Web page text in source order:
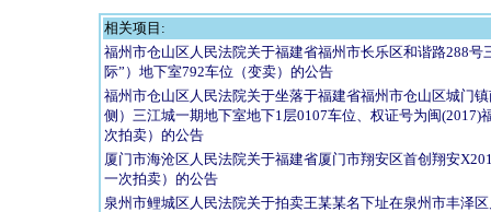
相关项目:
福州市仓山区人民法院关于福建省福州市长乐区和谐路288号
际”）地下室792车位（变卖）的公告
福州市仓山区人民法院关于坐落于福建省福州市仓山区城门
侧）三江城一期地下室地下1层0107车位、权证号为闽(2017)
次拍卖）的公告
厦门市海沧区人民法院关于福建省厦门市翔安区首创翔安
一次拍卖）的公告
泉州市鲤城区人民法院关于拍卖王某某名下址在泉州市丰泽